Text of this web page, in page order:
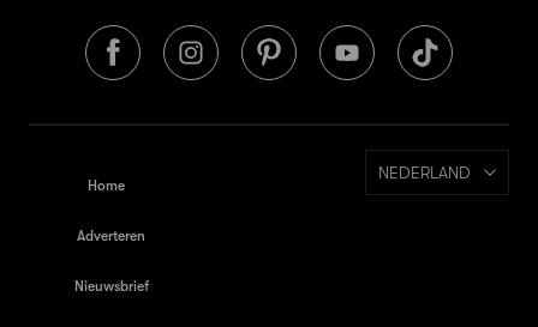
Home
Adverteren
Nieuwsbrief
NEDERLAND